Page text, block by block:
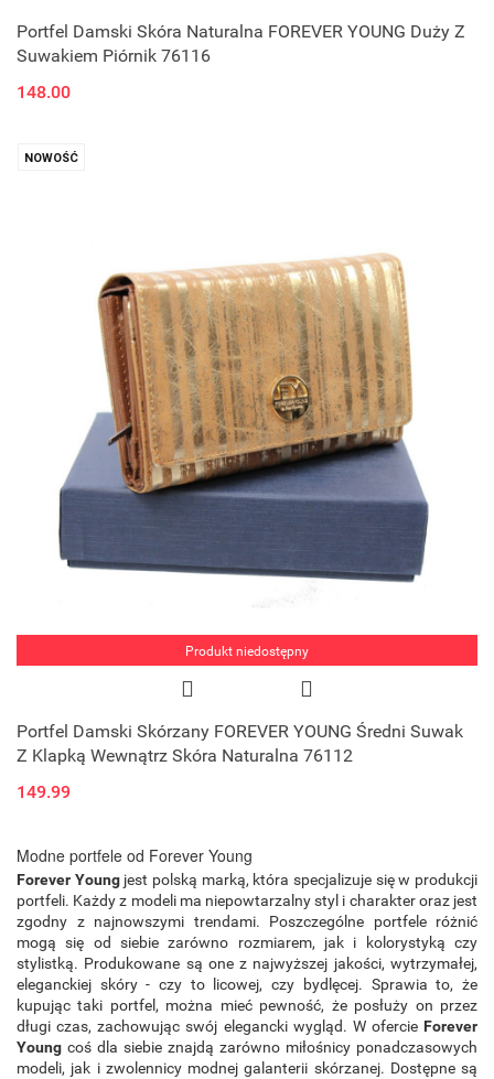
Portfel Damski Skóra Naturalna FOREVER YOUNG Duży Z
Suwakiem Piórnik 76116
148.00
NOWOŚĆ
Produkt niedostępny
Portfel Damski Skórzany FOREVER YOUNG Średni Suwak
Z Klapką Wewnątrz Skóra Naturalna 76112
149.99
Modne portfele od Forever Young
Forever Youngjest polską marką, która specjalizuje się w produkcji
portfeli. Każdy z modeli ma niepowtarzalny styl i charakter oraz jest
zgodny z najnowszymi trendami. Poszczególne portfele różnić
mogą się od siebie zarówno rozmiarem, jak i kolorystyką czy
stylistką. Produkowane są one z najwyższej jakości, wytrzymałej,
eleganckiej skóry - czy to licowej, czy bydlęcej. Sprawia to, że
kupując taki portfel, można mieć pewność, że posłuży on przez
długi czas, zachowując swój elegancki wygląd. W ofercieForever
Young coś dla siebie znajdą zarówno miłośnicy ponadczasowych
modeli, jak i zwolennicy modnej galanterii skórzanej. Dostępne są